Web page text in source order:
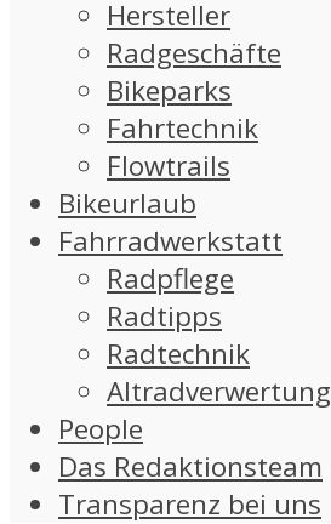
Hersteller
Radgeschäfte
Bikeparks
Fahrtechnik
Flowtrails
Bikeurlaub
Fahrradwerkstatt
Radpflege
Radtipps
Radtechnik
Altradverwertung
People
Das Redaktionsteam
Transparenz bei uns